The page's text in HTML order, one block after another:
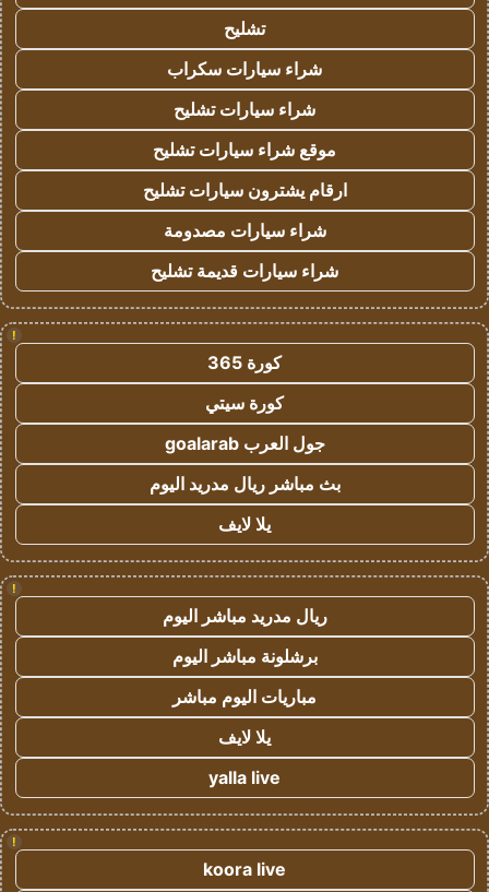
تشليح
شراء سيارات سكراب
شراء سيارات تشليح
موقع شراء سيارات تشليح
ارقام يشترون سيارات تشليح
شراء سيارات مصدومة
شراء سيارات قديمة تشليح
!
كورة 365
كورة سيتي
جول العرب goalarab
بث مباشر ريال مدريد اليوم
يلا لايف
!
ريال مدريد مباشر اليوم
برشلونة مباشر اليوم
مباريات اليوم مباشر
يلا لايف
yalla live
!
koora live